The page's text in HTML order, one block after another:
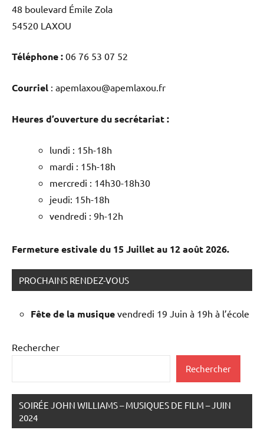
48 boulevard Émile Zola
54520 LAXOU
Téléphone : 06 76 53 07 52
Courriel : apemlaxou@apemlaxou.fr
Heures d’ouverture du secrétariat :
lundi : 15h-18h
mardi : 15h-18h
mercredi : 14h30-18h30
jeudi: 15h-18h
vendredi : 9h-12h
Fermeture estivale du 15 Juillet au 12 août 2026.
PROCHAINS RENDEZ-VOUS
Fête de la musique vendredi 19 Juin à 19h à l’école
Rechercher
Rechercher
SOIRÉE JOHN WILLIAMS – MUSIQUES DE FILM – JUIN
2024